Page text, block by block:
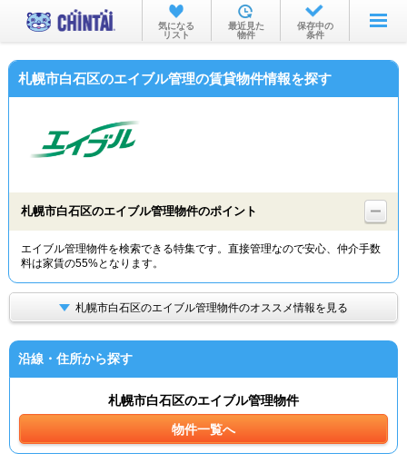
お部屋を探す
沿線・駅から
物件特集から
気になる
リスト
最近見た
物件
保存中の
条件
札幌市白石区のエイブル管理の賃貸物件情報を探す
札幌市白石区のエイブル管理物件のポイント
エイブル管理物件を検索できる特集です。直接管理なので安心、仲介手数
料は家賃の55%となります。
札幌市白石区のエイブル管理物件のオススメ情報を見る
沿線・住所から探す
札幌市白石区のエイブル管理物件
物件一覧へ